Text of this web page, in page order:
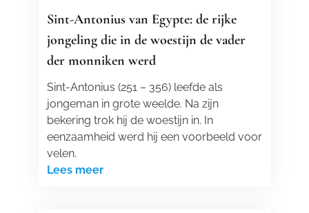
Sint-Antonius van Egypte: de rijke
jongeling die in de woestijn de vader
der monniken werd
Sint-Antonius (251 – 356) leefde als
jongeman in grote weelde. Na zijn
bekering trok hij de woestijn in. In
eenzaamheid werd hij een voorbeeld voor
velen.
Lees meer